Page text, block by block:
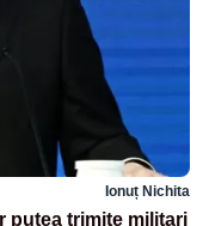
Ionuț Nichita
putea trimite militari